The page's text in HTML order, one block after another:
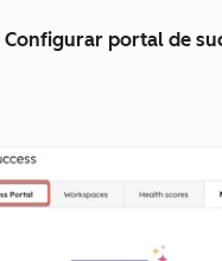
Configurar portal de